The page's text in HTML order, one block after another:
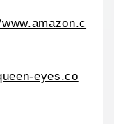
eyes.co